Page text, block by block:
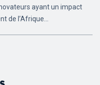
ayant un impact
de l’Afrique...